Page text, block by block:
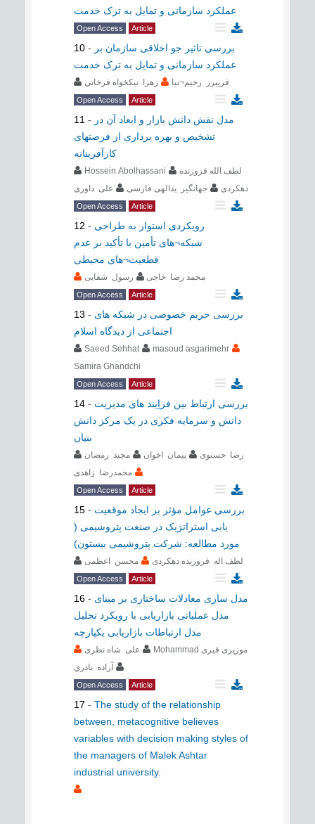
عملکرد سازمانی و تمایل به ترک خدمت
Open Access Article
10 - بررسی تاثیر جو اخلاقی سازمان بر
عملکرد سازمانی و تمایل به ترک خدمت
فریبرز رحیم¬نیا زهرا نيکخواه فرخاني
Open Access Article
11 - مدل نقش دانش بازار و ابعاد آن در
تشخیص و بهره برداری از فرصتهای
کارآفرینانه
Hossein Abolhassani
لطف الله فروزنده
دهکردی
جهانگیر یدالهی فارسی علی داوری
Open Access Article
12 - رویکردی استوار به طراحی
شبکه¬های تأمین با تأکید بر عدم
قطعیت¬های محیطی
محمد رضا خاجی رسول شفایی
Open Access Article
13 - بررسی حریم خصوصی در شبکه های
اجتماعی از دیدگاه اسلام
Saeed Sehhat
masoud asgarimehr
Samira Ghandchi
Open Access Article
14 - بررسی ارتباط بین فراِیند های مدیریت
دانش و سرمایه فکری در یک مرکز دانش
بنیان
رضا حسنوی پيمان اخوان
مجید رمضان
محمدرضا زاهدی
Open Access Article
15 - بررسی عوامل مؤثر بر ایجاد موقعیت
یابی استراتژیک در صنعت پتروشیمی (
مورد مطالعه: شرکت پتروشیمی بیستون)
لطف اله فروزنده دهکردی محسن اعظمی
Open Access Article
16 - مدل سازی معادلات ساختاری بر مبنای
مدل عملیاتی بازاریابی با رویکرد تحلیل
مدل ارتباطات بازاریابی یکپارچه
علی شاه نظری
Mohammad موزیری قیری
آزاده نادري
Open Access Article
17 - The study of the relationship
between, metacognitive believes
variables with decision making styles of
the managers of Malek Ashtar
industrial university.